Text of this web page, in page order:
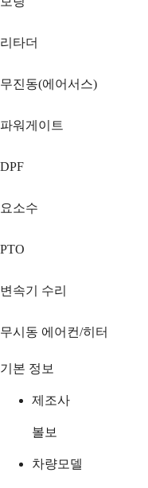
리타더
무진동(에어서스)
파워게이트
DPF
요소수
PTO
변속기 수리
무시동 에어컨/히터
기본 정보
제조사
볼보
차량모델